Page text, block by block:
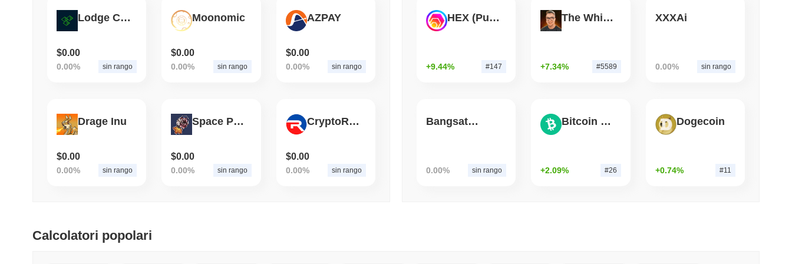
August 06 2026(1 day ago) 3 minimo di lettura
Uscire dalla Sua Custodia
Lodge Coin V2
$0.00
0.00% sin rango
Moonomic
$0.00
0.00% sin rango
AZPAY
$0.00
0.00% sin rango
Drage Inu
$0.00
0.00% sin rango
Space Pig Coin
$0.00
0.00% sin rango
CryptoRadio
$0.00
0.00% sin rango
HEX (Pulsechain)
+9.44% #147
The White Bull
+7.34% #5589
XXXAi
0.00% sin rango
Bangsat 666
0.00% sin rango
Bitcoin Cash
+2.09% #26
Dogecoin
+0.74% #11
Calcolatori popolari